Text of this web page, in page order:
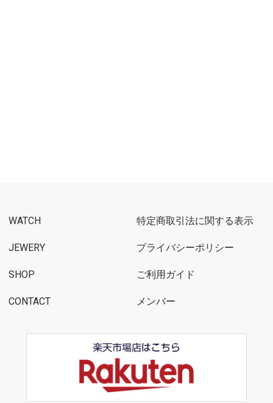
WATCH
JEWERY
SHOP
CONTACT
特定商取引法に関する表示
プライバシーポリシー
ご利用ガイド
メンバー